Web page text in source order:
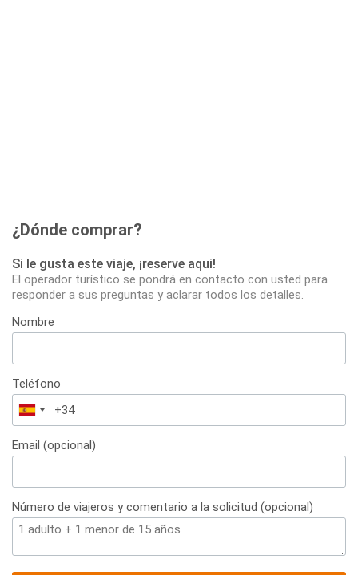
¿Dónde comprar?
Si le gusta este viaje, ¡reserve aqui!
El operador turístico se pondrá en contacto con usted para
responder a sus preguntas y aclarar todos los detalles.
Nombre
Teléfono
España
+34
Email (opcional)
Número de viajeros y comentario a la solicitud (opcional)